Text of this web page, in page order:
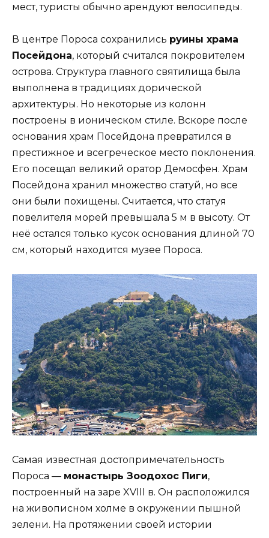
мест, туристы обычно арендуют велосипеды.
В центре Пороса сохранились руины храма
Посейдона, который считался покровителем
острова. Структура главного святилища была
выполнена в традициях дорической
архитектуры. Но некоторые из колонн
построены в ионическом стиле. Вскоре после
основания храм Посейдона превратился в
престижное и всегреческое место поклонения.
Его посещал великий оратор Демосфен. Храм
Посейдона хранил множество статуй, но все
они были похищены. Считается, что статуя
повелителя морей превышала 5 м в высоту. От
неё остался только кусок основания длиной 70
см, который находится музее Пороса.
Самая известная достопримечательность
Пороса — монастырь Зоодохос Пиги,
построенный на заре XVIII в. Он расположился
на живописном холме в окружении пышной
зелени. На протяжении своей истории